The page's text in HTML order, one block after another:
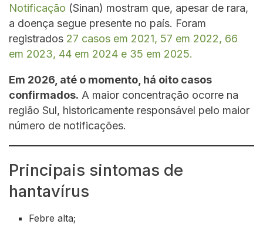
Notificação (Sinan) mostram que, apesar de rara,
a doença segue presente no país. Foram
registrados 27 casos em 2021, 57 em 2022, 66
em 2023, 44 em 2024 e 35 em 2025.
Em 2026, até o momento, há oito casos
confirmados. A maior concentração ocorre na
região Sul, historicamente responsável pelo maior
número de notificações.
Principais sintomas de
hantavírus
Febre alta;